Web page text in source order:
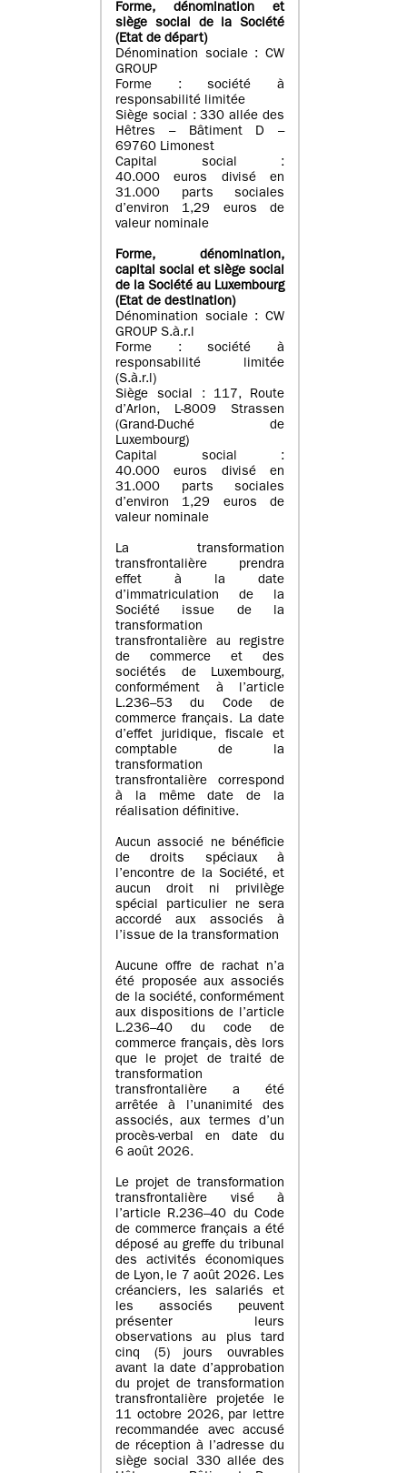
Forme, dénomination et
siège social de la Société
(Etatde départ)
Dénomination sociale : CW
GROUP
Forme : société à
responsabilité limitée
Siège social : 330 allée des
Hêtres – Bâtiment D –
69760 Limonest
Capital social :
40.000 euros divisé en
31.000 parts sociales
d’environ 1,29 euros de
valeur nominale
Forme, dénomination,
capital social et siège social
de la Société au Luxembourg
(Etat de destination)
Dénomination sociale : CW
GROUP S.à.r.l
Forme : société à
responsabilité limitée
(S.à.r.l)
Siège social : 117, Route
d’Arlon, L-8009 Strassen
(Grand-Duché de
Luxembourg)
Capital social :
40.000 euros divisé en
31.000 parts sociales
d’environ 1,29 euros de
valeur nominale
La transformation
transfrontalière prendra
effet à la date
d’immatriculation de la
Société issue de la
transformation
transfrontalière au registre
de commerce et des
sociétés de Luxembourg,
conformément à l’article
L.236–53 du Code de
commerce français. La date
d’effet juridique, fiscale et
comptable de la
transformation
transfrontalière correspond
à la même date de la
réalisation définitive.
Aucun associé ne bénéficie
de droits spéciaux à
l’encontre de la Société, et
aucun droit ni privilège
spécial particulier ne sera
accordé aux associés à
l’issue de la transformation
Aucune offre de rachat n’a
été proposée aux associés
de la société, conformément
aux dispositions de l’article
L.236–40 du code de
commerce français, dès lors
que le projet de traité de
transformation
transfrontalière a été
arrêtée à l’unanimité des
associés, aux termes d’un
procès-verbal en date du
6 août 2026.
Le projet de transformation
transfrontalière visé à
l’article R.236–40 du Code
de commerce français a été
déposé au greffe du tribunal
des activités économiques
de Lyon, le 7 août 2026. Les
créanciers, les salariés et
les associés peuvent
présenter leurs
observations au plus tard
cinq (5) jours ouvrables
avant la date d’approbation
du projet de transformation
transfrontalière projetée le
11 octobre 2026, par lettre
recommandée avec accusé
de réception à l’adresse du
siège social 330 allée des